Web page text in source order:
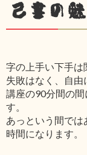
己書の
字の上手い下手は
失敗はなく、自由
講座の90分間の
す。
あっという間で
時間になります。